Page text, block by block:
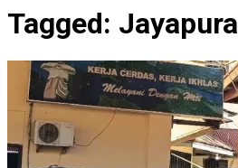
Tagged: Jayapura